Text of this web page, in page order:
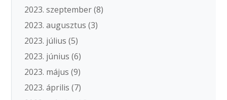
2023. szeptember(8)
2023. augusztus (3)
2023. július (5)
2023. június (6)
2023. május (9)
2023. április (7)